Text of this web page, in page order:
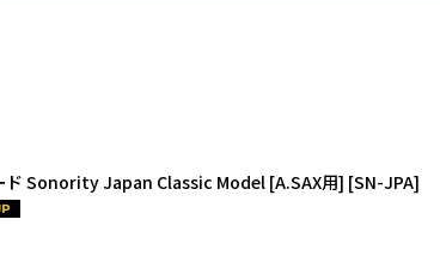
ド Sonority Japan Classic Model [A.SAX用] [SN-JPA]